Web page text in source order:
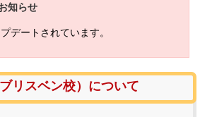
知らせ
デートされています。
リスベン校）について